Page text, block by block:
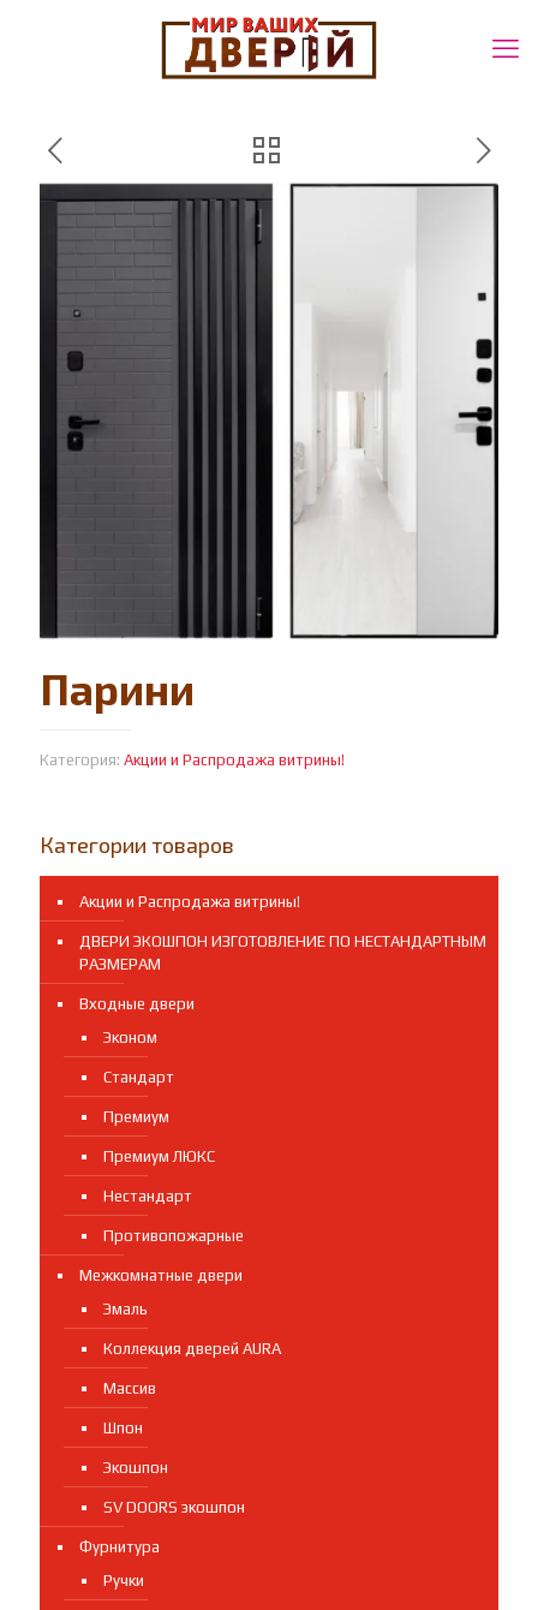
Парини
Категория: Акции и Распродажа витрины!
Категории товаров
Акции и Распродажа витрины!
ДВЕРИ ЭКОШПОН ИЗГОТОВЛЕНИЕ ПО НЕСТАНДАРТНЫМ
РАЗМЕРАМ
Входные двери
Эконом
Стандарт
Премиум
Премиум ЛЮКС
Нестандарт
Противопожарные
Межкомнатные двери
Эмаль
Коллекция дверей AURA
Массив
Шпон
Экошпон
SV DOORS экошпон
Фурнитура
Ручки